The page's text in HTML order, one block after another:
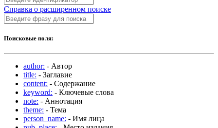
Справка о расширенном поиске
Поисковые поля:
author: - Автор
title: - Заглавие
content: - Содержание
keyword: - Ключевые слова
note: - Аннотация
theme: - Тема
person_name: - Имя лица